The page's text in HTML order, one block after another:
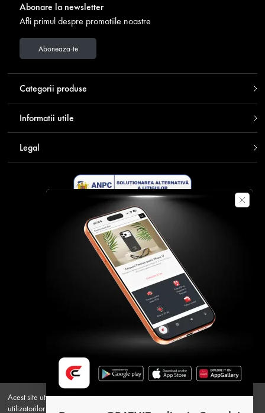
Abonare la newsletter
Afli primul despre promotiile noastre
Aboneaza-te
Categorii produse
Informatii utile
Legal
Descarca aplicatia Contakt
Plata securizata
Acest site utilizeaza cookie-uri pentru a oferi o experienta personalizata
utilizatorilor si pentru a analiza traficul. Apasand Accept, esti de acord cu